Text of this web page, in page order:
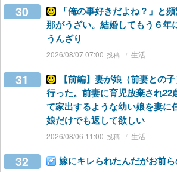
30
「俺の事好きだよね？」と
那がうざい。結婚してもう６年
うんざり
2026/08/07 07:00 生活
31
【前編】妻が娘（前妻との
行った。前妻に育児放棄され22
て家出するような幼い娘を妻に
娘だけでも返して欲しい
2026/08/06 11:00 生活
32 嫁にキレられたんだがお前